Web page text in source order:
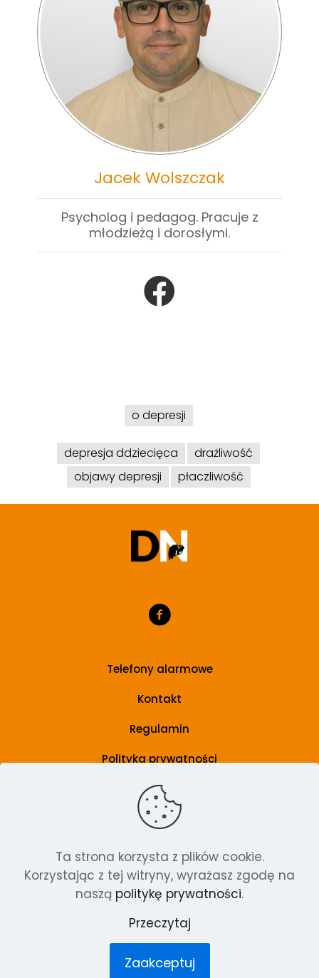
Jacek Wolszczak
Psycholog i pedagog. Pracuje z
młodzieżą i dorosłymi.
o depresji
depresja ddziecięca
drażliwość
objawy depresji
płaczliwość
Telefony alarmowe
Kontakt
Regulamin
Polityka prywatności
Grupa wsparcia
Szkolenia i poradniki
O nas
© 2024 Pracownia terapii Badanie Świata
Ta strona korzysta z plików cookie.
Korzystając z tej witryny, wyrażasz zgodę na
naszą politykę prywatności.
Przeczytaj
Zaakceptuj